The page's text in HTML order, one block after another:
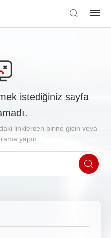
istediğiniz sayfa
linklerden birine gidin veya
yapın.